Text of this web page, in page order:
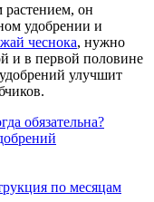
растением, он
удобрении и
чеснока, нужно
и в первой половине
улучшит
обязательна?
по месяцам